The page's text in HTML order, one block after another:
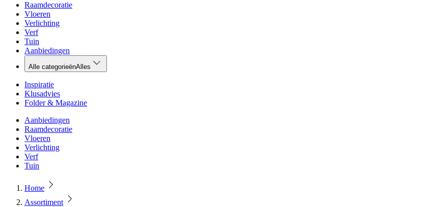
Raamdecoratie
Vloeren
Verlichting
Verf
Tuin
Aanbiedingen
Alle categorieënAlles
Inspiratie
Klusadvies
Folder & Magazine
Aanbiedingen
Raamdecoratie
Vloeren
Verlichting
Verf
Tuin
Home
Assortiment